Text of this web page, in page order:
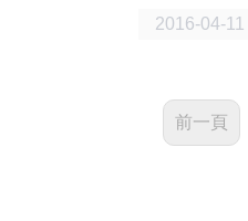
2016-04-
前一頁